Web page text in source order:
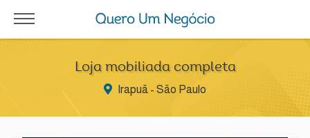
Loja mobiliada completa
Irapuã - São Paulo